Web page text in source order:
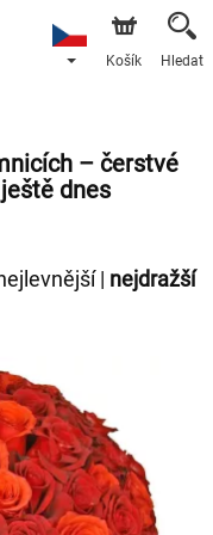
Košík Hledat
– čerstvé
dnes
| nejdražší